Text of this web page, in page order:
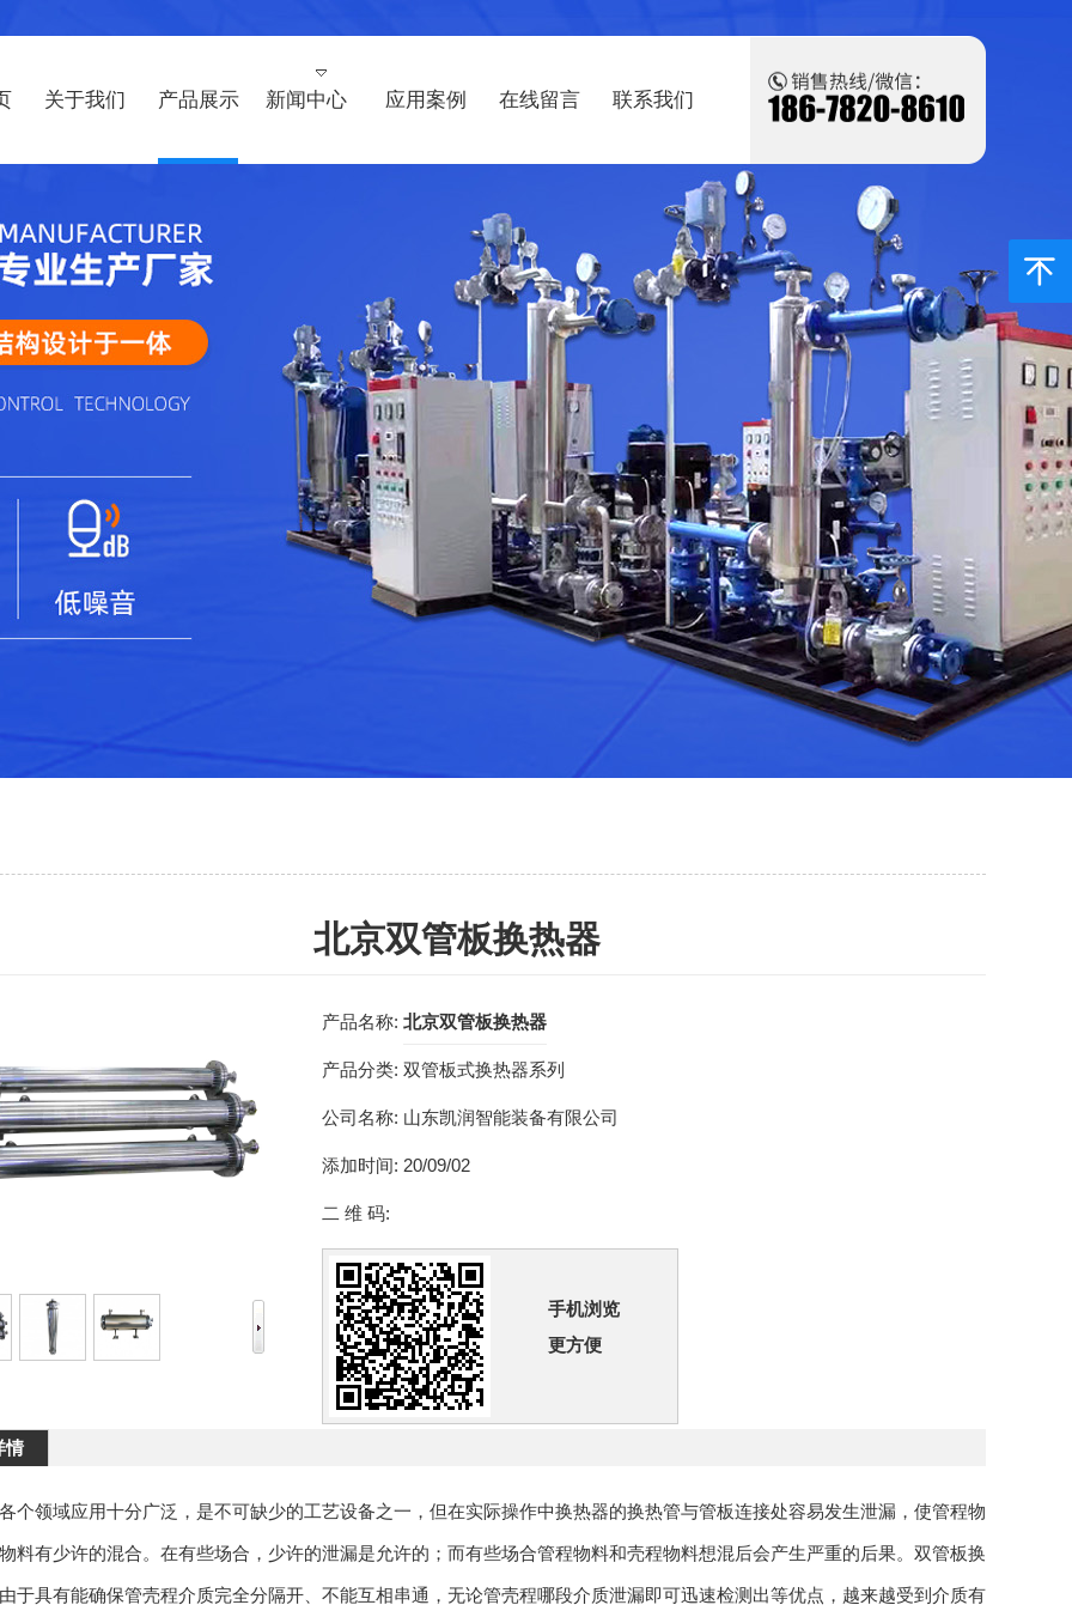
关于我们 产品展示 新闻中心 应用案例 在线留言 联系我们
北京双管板换热器
产品名称: 北京双管板换热器
产品分类: 双管板式换热器系列
公司名称: 山东凯润智能装备有限公司
添加时间: 20/09/02
二 维 码:
手机浏览
更方便
情
个领域应用十分广泛，是不可缺少的工艺设备之一，但在实际操作中换热器的换热管与管板连接处容易发生泄漏，使管程物
料有少许的混合。在有些场合，少许的泄漏是允许的；而有些场合管程物料和壳程物料想混后会产生严重的后果。双管板换
于具有能确保管壳程介质完全分隔开、不能互相串通，无论管壳程哪段介质泄漏即可迅速检测出等优点，越来越受到介质有